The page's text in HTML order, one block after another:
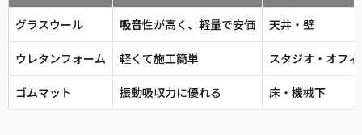
グラスウール 吸音性が高く、軽量で安価 天井・壁
ウレタンフォーム 軽くて施工簡単 スタジオ・オフ
ゴムマット 振動吸収力に優れる 床・機械下